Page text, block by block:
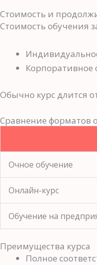
Стоимость и
Стоимость обучения
Корпоративное
Обычно курс длится
Сравнение форматов
Очное обучение
Онлайн-курс
Обучение на
Преимущества курса
Полное